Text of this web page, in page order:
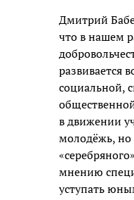
Дмитрий
что в нашем
развивается
социальной,
в движении
молодёжь, но
мнению
уступать